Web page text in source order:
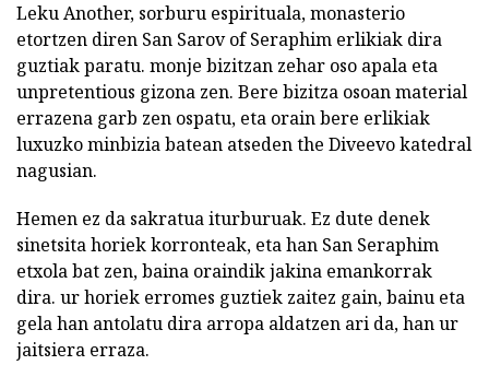
Leku Another, sorburu espirituala, monasterio
etortzen diren San Sarov of Seraphim erlikiak dira
guztiak paratu. monje bizitzan zehar oso apala eta
unpretentious gizona zen. Bere bizitza osoan material
errazena garb zen ospatu, eta orain bere erlikiak
luxuzko minbizia batean atseden the Diveevo katedral
nagusian.
Hemen ez da sakratua iturburuak. Ez dute denek
sinetsita horiek korronteak, eta han San Seraphim
etxola bat zen, baina oraindik jakina emankorrak
dira. ur horiek erromes guztiek zaitez gain, bainu eta
gela han antolatu dira arropa aldatzen ari da, han ur
jaitsiera erraza.